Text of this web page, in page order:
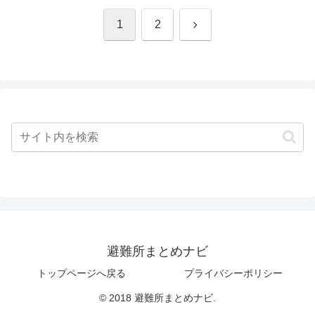
1 2 次
避難所まとめナビ
トップページへ戻る プライバシーポリシー
© 2018 避難所まとめナビ.